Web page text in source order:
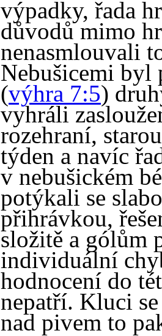
výpadky, řada
důvodů mimo
nenasmlouvali
Nebušicemi byl
(výhra 7:5)
vyhráli
rozehraní,
týden a navíc
v nebušickém
potýkali se
přihrávkou,
složitě a gólům
individuální
hodnocení do
nepatří. Kluci
nad pivem to